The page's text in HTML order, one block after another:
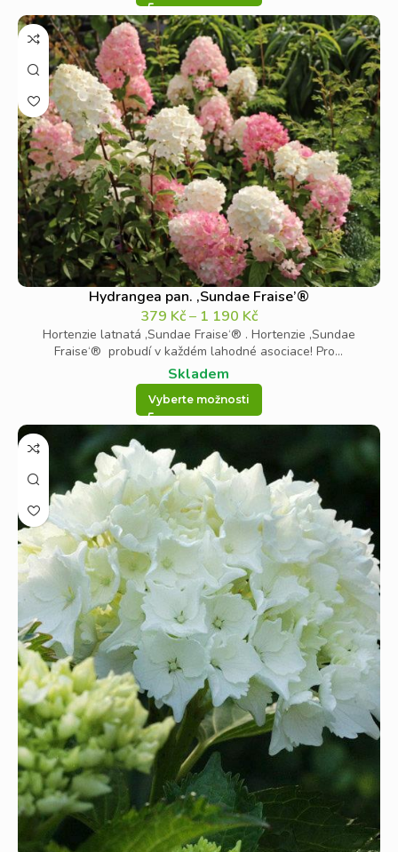
Hydrangea pan. ‚Sundae Fraise’®
379 Kč– 1 190 Kč
Hortenzie latnatá ‚Sundae Fraise‘® . Hortenzie ‚Sundae
Fraise‘® probudí v každém lahodné asociace! Pro...
Skladem
Vyberte možnosti